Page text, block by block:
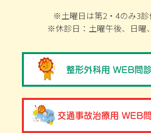
※土曜日は第2・4のみ3診
※休診日：土曜午後、日曜
整形外科用 WEB問診
交通事故治療用 WEB